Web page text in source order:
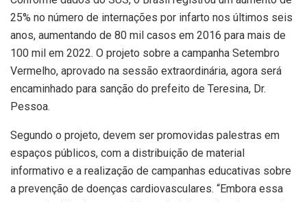
25% no número de internações por infarto nos últimos seis
anos, aumentando de 80 mil casos em 2016 para mais de
100 mil em 2022. O projeto sobre a campanha Setembro
Vermelho, aprovado na sessão extraordinária, agora será
encaminhado para sanção do prefeito de Teresina, Dr.
Pessoa.
Segundo o projeto, devem ser promovidas palestras em
espaços públicos, com a distribuição de material
informativo e a realização de campanhas educativas sobre
a prevenção de doenças cardiovasculares. “Embora essa